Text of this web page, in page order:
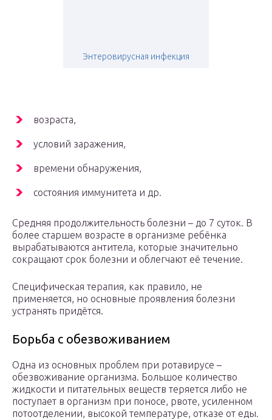
Энтеровирусная инфекция
возраста,
условий заражения,
времени обнаружения,
состояния иммунитета и др.
Средняя продолжительность болезни – до 7 суток. В
более старшем возрасте в организме ребёнка
вырабатываются антитела, которые значительно
сокращают срок болезни и облегчают её течение.
Специфическая терапия, как правило, не
применяется, но основные проявления болезни
устранять придётся.
Борьба с обезвоживанием
Одна из основных проблем при ротавирусе –
обезвоживание организма. Большое количество
жидкости и питательных веществ теряется либо не
поступает в организм при поносе, рвоте, усиленном
потоотделении, высокой температуре, отказе от еды.